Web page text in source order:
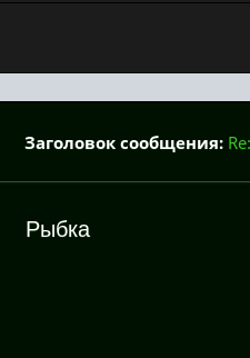
Заголовок сообщения:
Рыбка